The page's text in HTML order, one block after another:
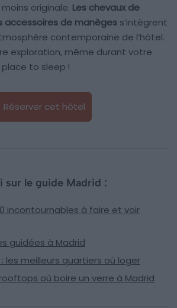
originale. Les chevaux de
accessoires de manèges s’intègrent
contemporaine de l’hôtel.
exploration, même durant votre
to sleep !
Réserver cet hôtel
sur le guide Madrid :
incontournables à faire et voir
guidées à Madrid
les meilleurs quartiers où loger
rooftops où boire un verre à Madrid